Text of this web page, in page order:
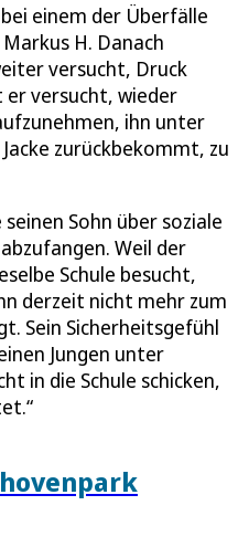
einem der Überfälle
H. Danach
versucht, Druck
er versucht, wieder
ihn unter
zurückbekommt, zu
Sohn über soziale
Weil der
Schule besucht,
derzeit nicht mehr zum
Sein Sicherheitsgefühl
Jungen unter
in die Schule schicken,